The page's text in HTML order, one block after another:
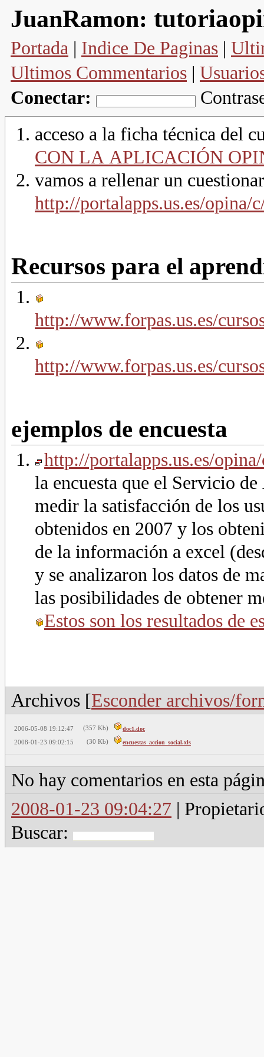
JuanRamon:
Portada | Indice De Paginas |
Ultimos Commentarios |
Conectar:
acceso a la ficha técnica del
CON LA APLICACIÓN
vamos a rellenar un
http://portalapps.us.es/opina/
Recursos para el
http://www.forpas.us.es/
http://www.forpas.us.es/
ejemplos de encuesta
http://portalapps.us.es/
la encuesta que el Servicio
medir la satisfacción de los
obtenidos en 2007 y los
de la información a excel
y se analizaron los datos de
las posibilidades de obtener
Estos son los resultados de
Archivos [Esconder archivos/
2006-05-08 19:12:47 (357 Kb) doc1.doc
2008-01-23 09:02:15 (30 Kb) encuestas_accion_social.xls
No hay comentarios en esta
2008-01-23 09:04:27 |
Buscar: